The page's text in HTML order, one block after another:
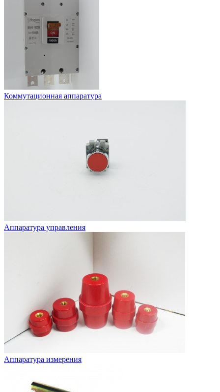
Коммутационная аппаратура
Аппаратура управления
Аппаратура измерения